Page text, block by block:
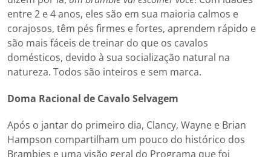
entre 2 e 4 anos, eles são em sua maioria calmos e
corajosos, têm pés firmes e fortes, aprendem rápido e
são mais fáceis de treinar do que os cavalos
domésticos, devido à sua socialização natural na
natureza. Todos são inteiros e sem marca.
Doma Racional de Cavalo Selvagem
Após o jantar do primeiro dia, Clancy, Wayne e Brian
Hampson compartilham um pouco do histórico dos
Brambies e uma visão geral do Programa que foi